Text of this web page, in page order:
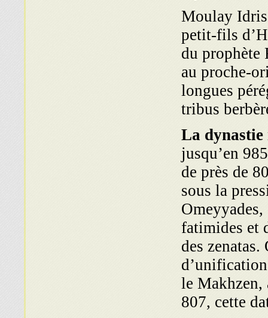
Moulay
petit-fils
du prophète
au proche-
longues
tribus
La
jusqu’en
de près de
sous la
fatimides et
des
le Makhzen,
807, cette